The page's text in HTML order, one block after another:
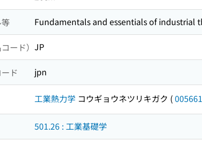
Fundamentals and essentials of industrial
ード） JP
ド jpn
工業熱力学 コウギョウネツリキガク (
501.26 : 工業基礎学